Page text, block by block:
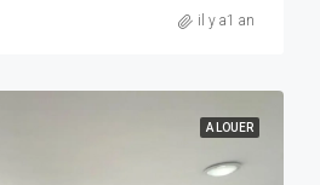
il y a1 an
A LOUER